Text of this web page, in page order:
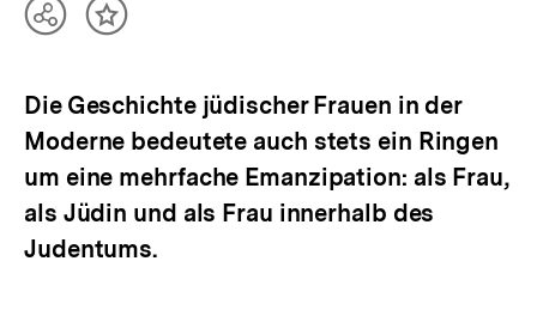
TeilenInhalt
Die Geschichte jüdischer Frauen in der
Moderne bedeutete auch stets ein Ringen
um eine mehrfache Emanzipation: als Frau,
als Jüdin und als Frau innerhalb des
Judentums.